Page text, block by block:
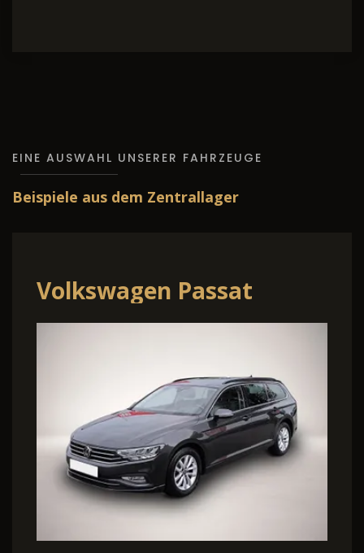
EINE AUSWAHL UNSERER FAHRZEUGE
Beispiele aus dem Zentrallager
Volkswagen Passat
Variant